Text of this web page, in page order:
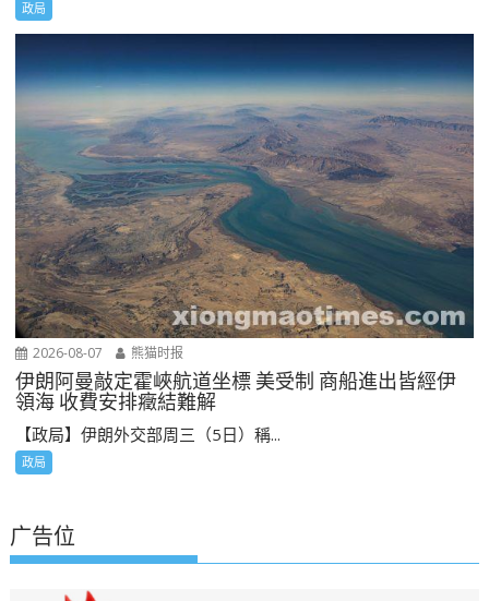
政局
2026-08-07 熊猫时报
伊朗阿曼敲定霍峽航道坐標 美受制 商船進出皆經伊
領海 收費安排癥結難解
【政局】伊朗外交部周三（5日）稱...
政局
广告位